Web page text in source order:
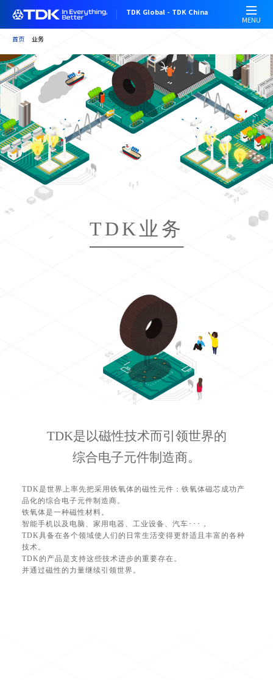
要
内
容
TDK Global - TDK China
MENU
首页 业务
TDK业务
TDK是以磁性技术而引领世界的
综合电子元件制造商。
TDK是世界上率先把采用铁氧体的磁性元件：铁氧体磁芯成功产
品化的综合电子元件制造商。
铁氧体是一种磁性材料。
智能手机以及电脑、家用电器、工业设备、汽车･･･，
TDK具备在各个领域使人们的日常生活变得更舒适且丰富的各种
技术。
TDK的产品是支持这些技术进步的重要存在。
并通过磁性的力量继续引领世界。